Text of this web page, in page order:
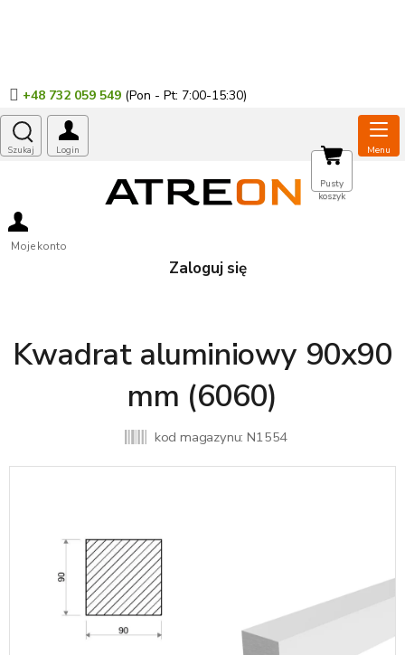
+48 732 059 549
Moje konto
Zaloguj się
KOSZYK
Pusty
koszyk
Kwadrat aluminiowy 90x90
mm (6060)
kod magazynu: N1554